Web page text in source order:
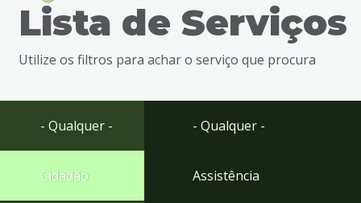
busca
Ir
rodapé
Lista de Serviços
Utilize os filtros para achar o serviço que procura
- Qualquer -
Cidadão
- Qualquer -
Assistência